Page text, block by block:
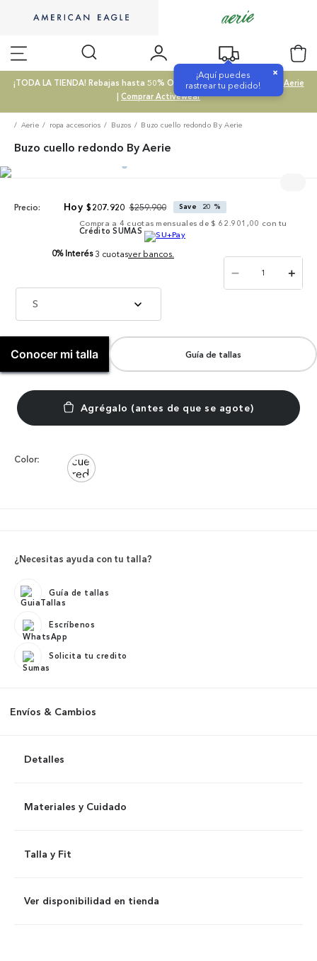
¡Aquí puedes
rastrear tu pedido!
×
¡TODA LA TIENDA! Rebajas hasta 50% OFF |Comprar SALE|Comprar Aerie
| Comprar Activewear
Aerie ropa accesorios Buzos Buzo cuello redondo By Aerie
Buzo cuello redondo By Aerie
Precio: $207. 920 $259.900 Save 20 %
Compra a 4 cuotas mensuales de $ 62.901,00 con tu
Crédito SUMAS
0% Interés 3 cuotasver bancos.
S
＋
－
Conocer mi talla Guía de tallas
Color:
¿Necesitas ayuda con tu talla?
Guía de tallas
Escríbenos
Solicita tu credito
Envíos & Cambios
Detalles
Materiales y Cuidado
Talla y Fit
Ver disponibilidad en tienda